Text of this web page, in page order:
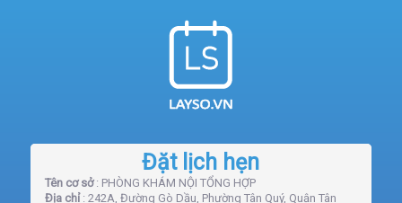
Đặt lịch hẹn
Tên cơ sở: PHÒNG KHÁM NỘI TỔNG HỢP
Địa chỉ: 242A, Đường Gò Dầu, Phường Tân Quý, Quận Tân